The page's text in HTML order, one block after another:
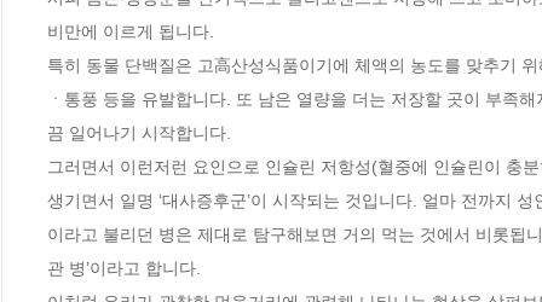
비만에 이르게 됩니다.
특히 동물 단백질은 고高산성식품이기에 체액의 농도를 맞추기
ㆍ통풍 등을 유발합니다. 또 남은 열량을 더는 저장할 곳이 부족
끔 일어나기 시작합니다.
그러면서 이런저런 요인으로 인슐린 저항성(혈중에 인슐린이 충
생기면서 일명 ‘대사증후군’이 시작되는 것입니다. 얼마 전까지
이라고 불리던 병은 제대로 탐구해보면 거의 먹는 것에서 비롯됩
관 병’이라고 합니다.